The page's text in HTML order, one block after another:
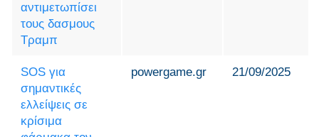
αντιμετωπίσει
τους δασμους
Τραμπ
SOS για
σημαντικές
ελλείψεις σε
κρίσιμα
powergame.gr 21/09/2025